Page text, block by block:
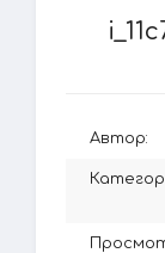
Автор: